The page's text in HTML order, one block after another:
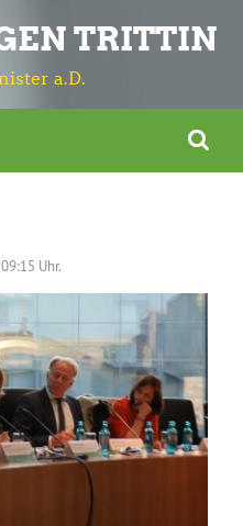
TRITTIN
a.D.
Uhr.